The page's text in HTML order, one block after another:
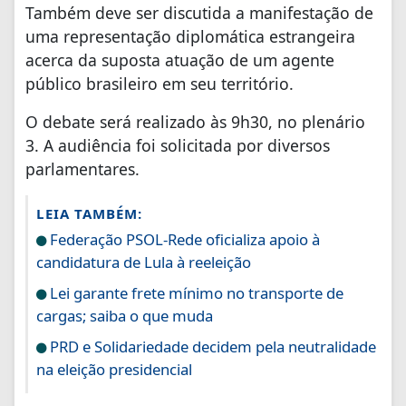
Também deve ser discutida a manifestação de
uma representação diplomática estrangeira
acerca da suposta atuação de um agente
público brasileiro em seu território.
O debate será realizado às 9h30, no plenário
3. A audiência foi solicitada por diversos
parlamentares.
LEIA TAMBÉM:
Federação PSOL-Rede oficializa apoio à
candidatura de Lula à reeleição
Lei garante frete mínimo no transporte de
cargas; saiba o que muda
PRD e Solidariedade decidem pela neutralidade
na eleição presidencial